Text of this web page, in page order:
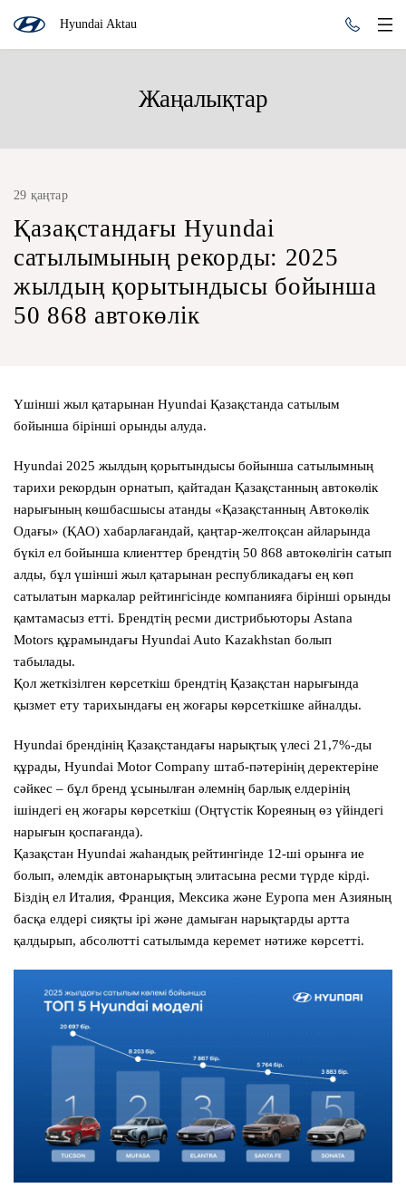
Hyundai Aktau
Жаңалықтар
29 қаңтар
Қазақстандағы Hyundai
сатылымының рекорды: 2025
жылдың қорытындысы бойынша
50 868 автокөлік
Үшінші жыл қатарынан Hyundai Қазақстанда сатылым
бойынша бірінші орынды алуда.
Hyundai 2025 жылдың қорытындысы бойынша сатылымның
тарихи рекордын орнатып, қайтадан Қазақстанның автокөлік
нарығының көшбасшысы атанды «Қазақстанның Автокөлік
Одағы» (ҚАО) хабарлағандай, қаңтар-желтоқсан айларында
бүкіл ел бойынша клиенттер брендтің 50 868 автокөлігін сатып
алды, бұл үшінші жыл қатарынан республикадағы ең көп
сатылатын маркалар рейтингісінде компанияға бірінші орынды
қамтамасыз етті. Брендтің ресми дистрибьюторы Astana
Motors құрамындағы Hyundai Auto Kazakhstan болып
табылады.
Қол жеткізілген көрсеткіш брендтің Қазақстан нарығында
қызмет ету тарихындағы ең жоғары көрсеткішке айналды.
Hyundai брендінің Қазақстандағы нарықтық үлесі 21,7%-ды
құрады, Hyundai Motor Company штаб-пәтерінің деректеріне
сәйкес – бұл бренд ұсынылған әлемнің барлық елдерінің
ішіндегі ең жоғары көрсеткіш (Оңтүстік Кореяның өз үйіндегі
нарығын қоспағанда).
Қазақстан Hyundai жаһандық рейтингінде 12-ші орынға ие
болып, әлемдік автонарықтың элитасына ресми түрде кірді.
Біздің ел Италия, Франция, Мексика және Еуропа мен Азияның
басқа елдері сияқты ірі және дамыған нарықтарды артта
қалдырып, абсолютті сатылымда керемет нәтиже көрсетті.